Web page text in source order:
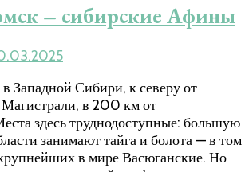
– сибирские Афины
Западной Сибири, к северу от
в 200 км от
здесь труднодоступные: большую
занимают тайга и болота — в том
в мире Васюганские. Но